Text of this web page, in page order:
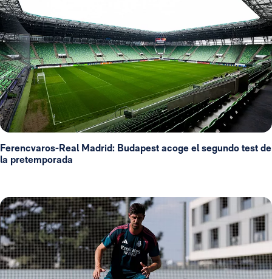
Ferencvaros-Real Madrid: Budapest acoge el segundo test de
la pretemporada